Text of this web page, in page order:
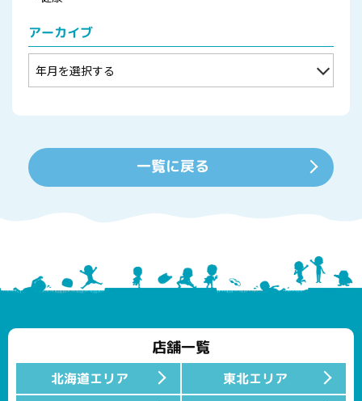
アーカイブ
一覧に戻る
店舗一覧
北海道エリア
東北エリア